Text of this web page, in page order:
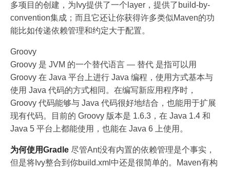
多项目的创建，为Ivy提供了一个layer，提供了build-by-
convention集成；而且它还让你获得许多类似Maven的功
能比如传递依赖管理和约定大于配置。
Groovy
Groovy 是 JVM 的一个替代语言 — 替代 是指可以用
Groovy 在 Java 平台上进行 Java 编程，使用方式基本与
使用 Java 代码的方式相同。在编写新应用程序时，
Groovy 代码能够与 Java 代码很好地结合，也能用于扩展
现有代码。目前的 Groovy 版本是 1.6.3，在 Java 1.4 和
Java 5 平台上都能使用，也能在 Java 6 上使用。
为何使用Gradle 尽管Ant没有内置的依赖管理是个事实，
但是将Ivy整合到你build.xml中还是很简单的。Maven有构